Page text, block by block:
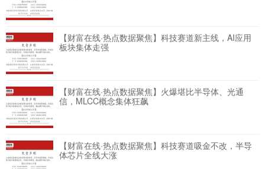
【财富在线·热点数据聚焦】科技赛道新主线，AI应用
板块集体走强
【财富在线·热点数据聚焦】火爆堪比半导体、光通
信，MLCC概念集体狂飙
【财富在线·热点数据聚焦】科技赛道吸金不改，半导
体芯片全线大涨